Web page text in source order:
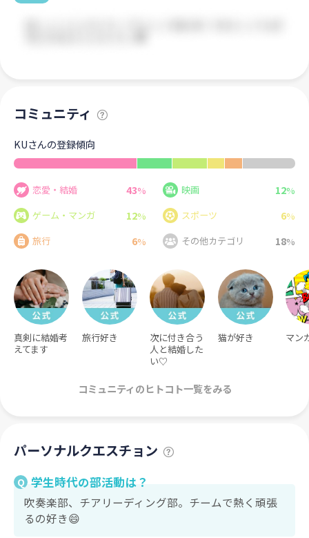
コミュニティ
KUさんの登録傾向
恋愛・結婚 43% 映画 12%
ゲーム・マンガ
12% スポーツ 6%
旅行
6% その他カテゴリ 18%
真剣に結婚考
えてます
旅行好き
次に付き合う
人と結婚した
い♡
猫が好き マン
コミュニティのヒトコト一覧をみる
パーソナルクエスチョン
Q 学生時代の部活動は？
吹奏楽部、チアリーディング部。チームで熱く頑張
るの好き😄